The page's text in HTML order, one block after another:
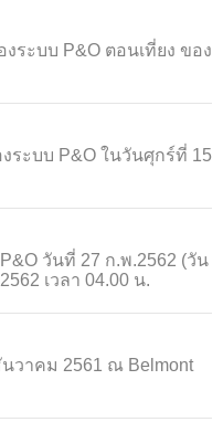
ระบบ P&O ตอนเที่ยง ของ
ระบบ P&O ในวันศุกร์ที่ 15
วันที่ 27 ก.พ.2562 (วัน
เวลา 04.00 น.
วาคม 2561 ณ Belmont